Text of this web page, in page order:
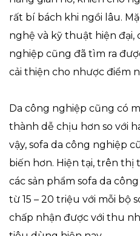
rất bí bách khi ngồi lâu.
nghệ và kỹ thuật hiện đại,
nghiệp cũng đã tìm ra
cải thiện cho nhược điểm
Da công nghiệp cũng có
thành dễ chịu hơn so với
vậy, sofa da công nghiệp
biến hơn. Hiện tại, trên thị
các sản phẩm sofa da
từ 15 – 20 triệu với mỗi bộ
chấp nhận được với thu